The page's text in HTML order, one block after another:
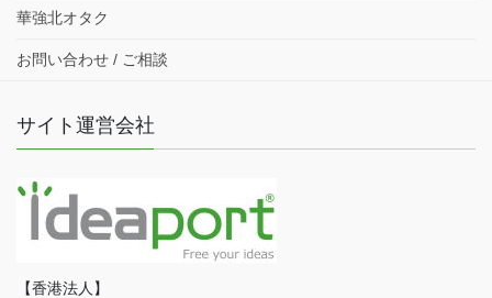
華強北オタク
お問い合わせ / ご相談
サイト運営会社
【香港法人】